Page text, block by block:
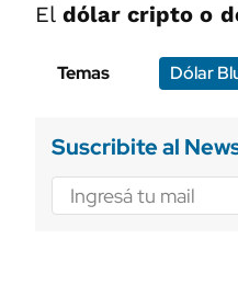
El dólar cripto o
Temas Dólar
Suscribite al